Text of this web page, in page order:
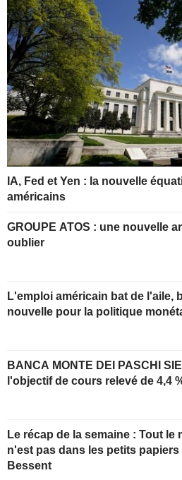
IA, Fed et Yen : la nouvelle
américains
GROUPE ATOS : une nouvelle année à
oublier
L'emploi américain bat de l'aile,
nouvelle pour la politique
BANCA MONTE DEI PASCHI
l'objectif de cours relevé de 4,4
Le récap de la semaine : Tout le
n'est pas dans les petits papiers
Bessent